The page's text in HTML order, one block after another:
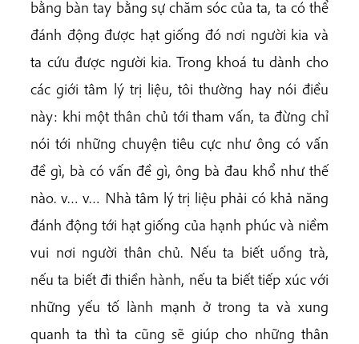
bằng bàn tay bằng sự chăm sóc của ta, ta có thể
đánh động được hạt giống đó nơi người kia và
ta cứu được người kia. Trong khoá tu dành cho
các giới tâm lý trị liệu, tôi thường hay nói điều
này: khi một thân chủ tới tham vấn, ta đừng chỉ
nói tới những chuyện tiêu cực như ông có vấn
đề gì, bà có vấn đề gì, ông bà đau khổ như thế
nào. v… v… Nhà tâm lý trị liệu phải có khả năng
đánh động tới hạt giống của hạnh phúc và niềm
vui nơi người thân chủ. Nếu ta biết uống trà,
nếu ta biết đi thiền hành, nếu ta biết tiếp xúc với
những yếu tố lành mạnh ở trong ta và xung
quanh ta thì ta cũng sẽ giúp cho những thân